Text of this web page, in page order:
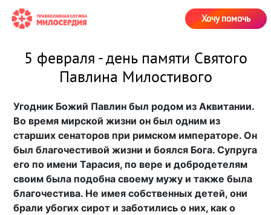
Хочу помочь
5 февраля - день памяти Святого
Павлина Милостивого
Угодник Божий Павлин был родом из Аквитании.
Во время мирской жизни он был одним из
старших сенаторов при римском императоре. Он
был благочестивой жизни и боялся Бога. Супруга
его по имени Тарасия, по вере и добродетелям
своим была подобна своему мужу и также была
благочестива. Не имея собственных детей, они
брали убогих сирот и заботились о них, как о